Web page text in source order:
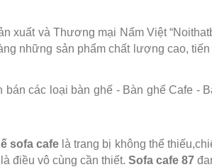
xuất và Thương mại Nấm Việt
những sản phẩm chất lượng cao,
các loại bàn ghế - Bàn ghế Cafe -
sofa cafe là trang bị không thể
điều vô cùng cần thiết. Sofa cafe 87